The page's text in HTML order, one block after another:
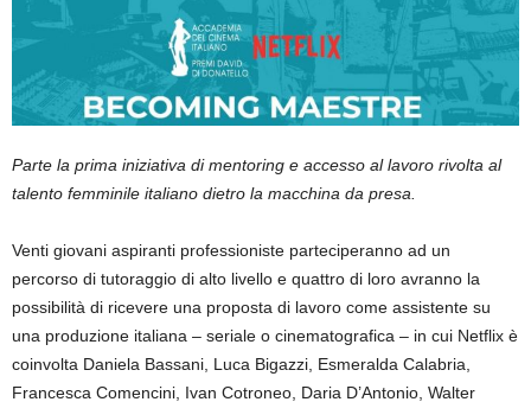
Parte la prima iniziativa di mentoring e accesso al lavoro rivolta al
talento femminile italiano dietro la macchina da presa.
Venti giovani aspiranti professioniste parteciperanno ad un
percorso di tutoraggio di alto livello e quattro di loro avranno la
possibilità di ricevere una proposta di lavoro come assistente su
una produzione italiana – seriale o cinematografica – in cui Netflix è
coinvolta Daniela Bassani, Luca Bigazzi, Esmeralda Calabria,
Francesca Comencini, Ivan Cotroneo, Daria D’Antonio, Walter